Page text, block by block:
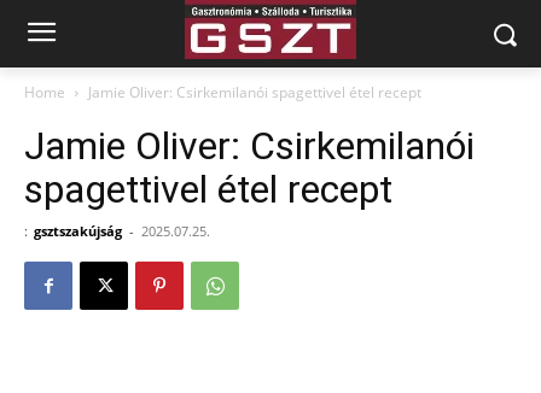
Home Jamie Oliver: Csirkemilanói spagettivel étel recept
Jamie Oliver: Csirkemilanói
spagettivel étel recept
: gsztszakújság - 2025.07.25.